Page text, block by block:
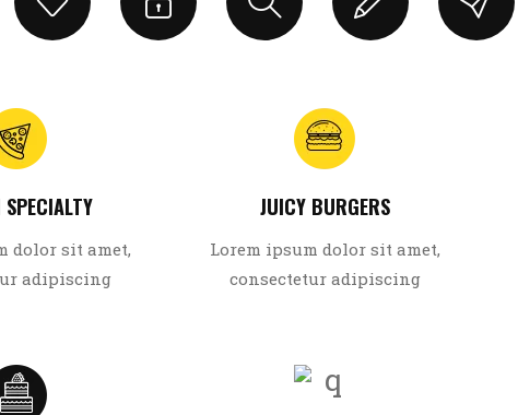
dolor sit amet,
adipiscing
JUICY BURGERS
Lorem ipsum dolor sit amet,
consectetur adipiscing